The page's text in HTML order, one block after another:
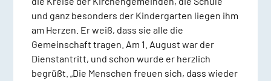
und ganz besonders der Kindergarten liegen ihm
am Herzen. Er weiß, dass sie alle die
Gemeinschaft tragen. Am 1. August war der
Dienstantritt, und schon wurde er herzlich
begrüßt. „Die Menschen freuen sich, dass wieder